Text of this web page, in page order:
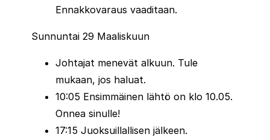
Miksi osallistua SuperHalfs-sarjaan?
kaupunkeihinjuoksun kautta.
Aseta pitkän aikavälin juoksutavoite
haasta itseäsi vuosi toisensa jälkeen.
Nauti huippuluokan tapahtumista
hyvin järjestetyt reitit ja hieno tunnelma.
Ennakkovaraus vaaditaan.
Sunnuntai 29 Maaliskuun
Johtajat menevät alkuun. Tule
mukaan, jos haluat.
10:05 Ensimmäinen lähtö on klo 10.05.
Onnea sinulle!
17:15 Juoksuillallisen jälkeen.